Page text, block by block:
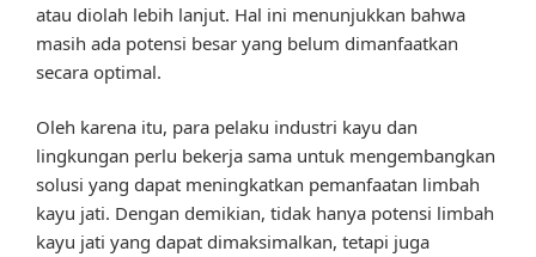
atau diolah lebih lanjut. Hal ini menunjukkan bahwa
masih ada potensi besar yang belum dimanfaatkan
secara optimal.
Oleh karena itu, para pelaku industri kayu dan
lingkungan perlu bekerja sama untuk mengembangkan
solusi yang dapat meningkatkan pemanfaatan limbah
kayu jati. Dengan demikian, tidak hanya potensi limbah
kayu jati yang dapat dimaksimalkan, tetapi juga